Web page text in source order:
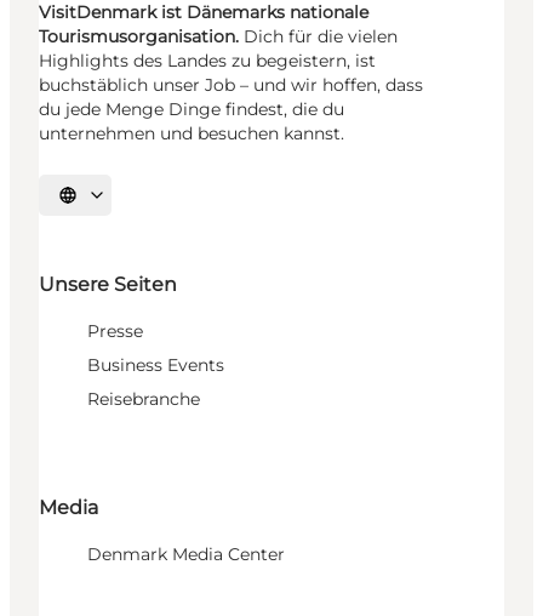
VisitDenmark ist Dänemarks nationale
Tourismusorganisation. Dich für die vielen
Highlights des Landes zu begeistern, ist
buchstäblich unser Job – und wir hoffen, dass
du jede Menge Dinge findest, die du
unternehmen und besuchen kannst.
Sprache auswählen
Unsere Seiten
Presse
Business Events
Reisebranche
Media
Denmark Media Center